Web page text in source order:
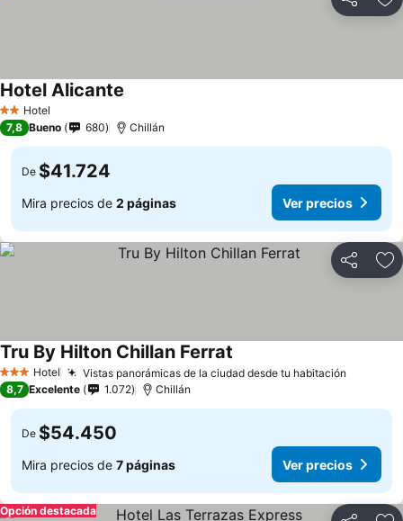
Compartir
2 Estrellas
Hotel
Hotel Alicante
7,8 Bueno 680 Chillán
De $41.724
Mira precios de 2 páginas Ver precios
Compartir
3 Estrellas
Hotel Vistas panorámicas de la ciudad desde tu habitación
Tru By Hilton Chillan Ferrat
8,7 Excelente 1.072 Chillán
De $54.450
Mira precios de 7 páginas Ver precios
Opción destacada